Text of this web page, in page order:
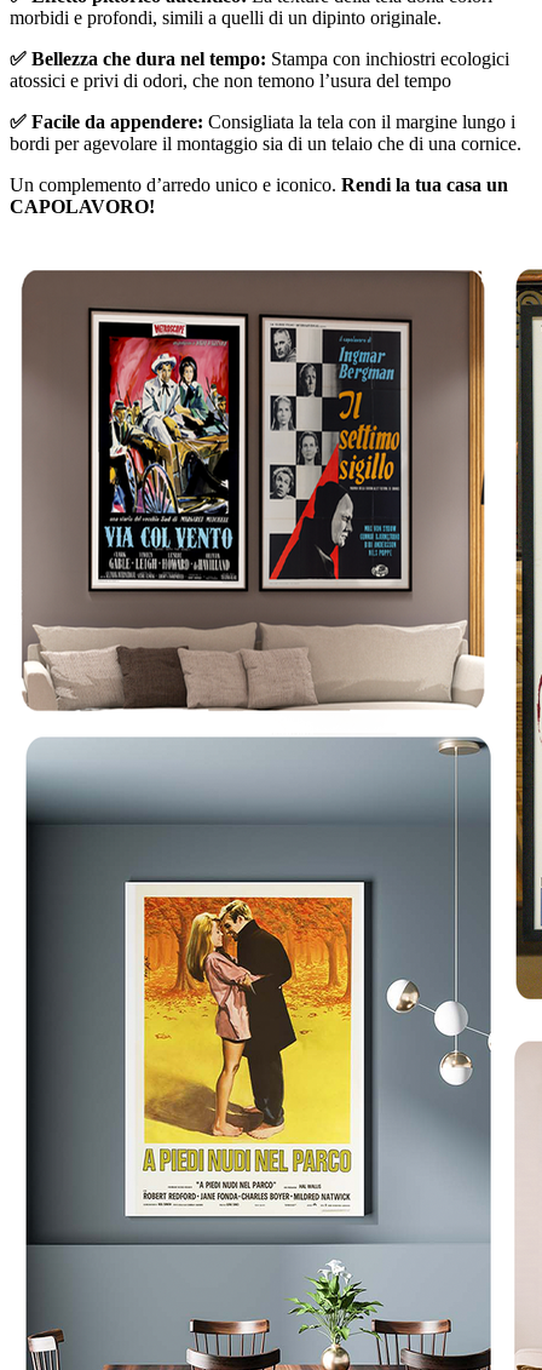
morbidi e profondi, simili a quelli di un dipinto originale.
✅ Bellezza che dura nel tempo: Stampa con inchiostri ecologici
atossici e privi di odori, che non temono l’usura del tempo
✅ Facile da appendere: Consigliata la tela con il margine lungo i
bordi per agevolare il montaggio sia di un telaio che di una cornice.
Un complemento d’arredo unico e iconico. Rendi la tua casa un
CAPOLAVORO!